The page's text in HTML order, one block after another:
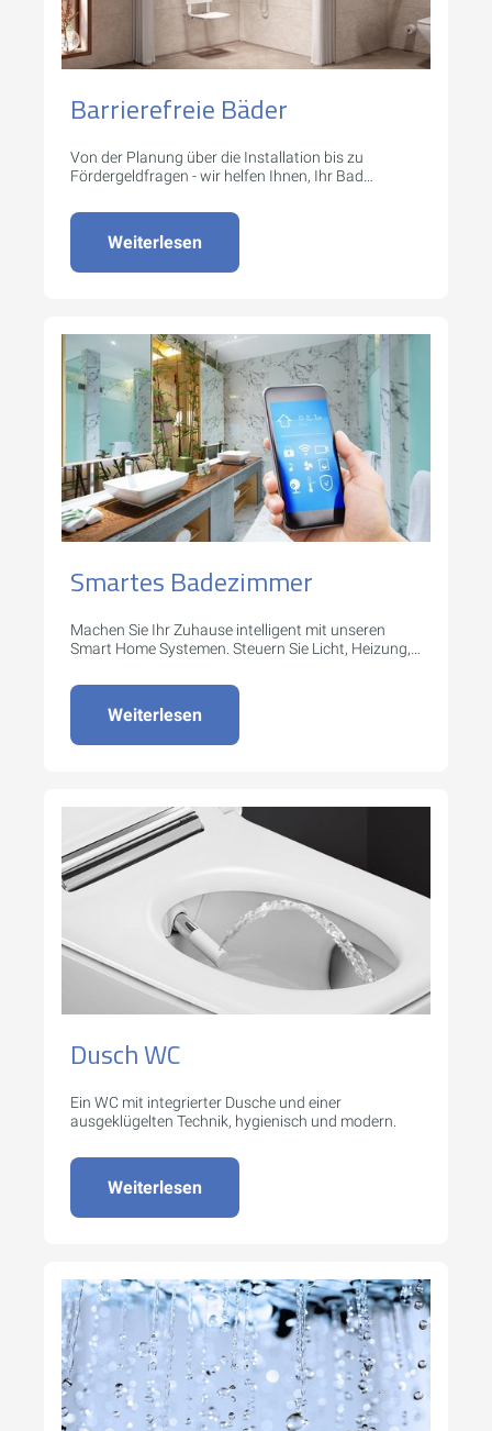
Barrierefreie Bäder
Von der Planung über die Installation bis zu
Fördergeldfragen - wir helfen Ihnen, Ihr Bad
Weiterlesen
Smartes Badezimmer
Machen Sie Ihr Zuhause intelligent mit unseren
Smart Home Systemen. Steuern Sie Licht, Heizung,
Weiterlesen
Dusch WC
Ein WC mit integrierter Dusche und einer
ausgeklügelten Technik, hygienisch und modern.
Weiterlesen